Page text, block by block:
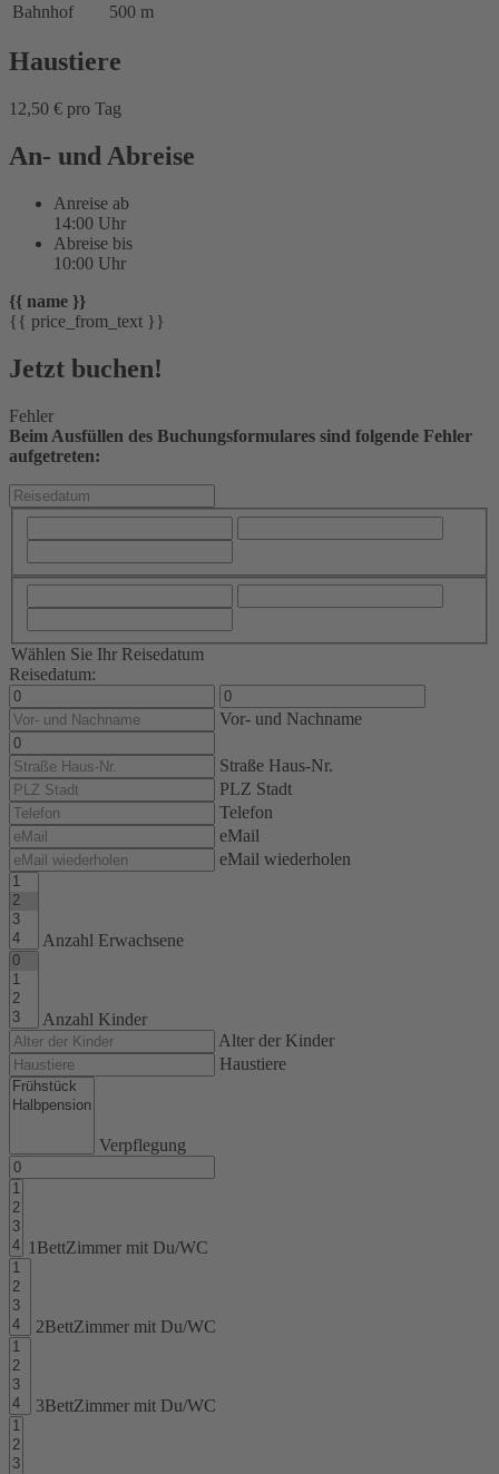
Bahnhof
500 m
Haustiere
12,50 € pro Tag
An- und Abreise
Anreise ab
14:00 Uhr
Abreise bis
10:00 Uhr
{{ name }}
{{ price_from_text }}
Jetzt buchen!
Fehler
Beim Ausfüllen des Buchungsformulares sind folgende Fehler
aufgetreten:
Wählen Sie Ihr Reisedatum
Reisedatum:
Vor- und Nachname
Straße Haus-Nr.
PLZ Stadt
Telefon
eMail
eMail wiederholen
Anzahl Erwachsene
Anzahl Kinder
Alter der Kinder
Haustiere
Verpflegung
1BettZimmer mit Du/WC
2BettZimmer mit Du/WC
3BettZimmer mit Du/WC